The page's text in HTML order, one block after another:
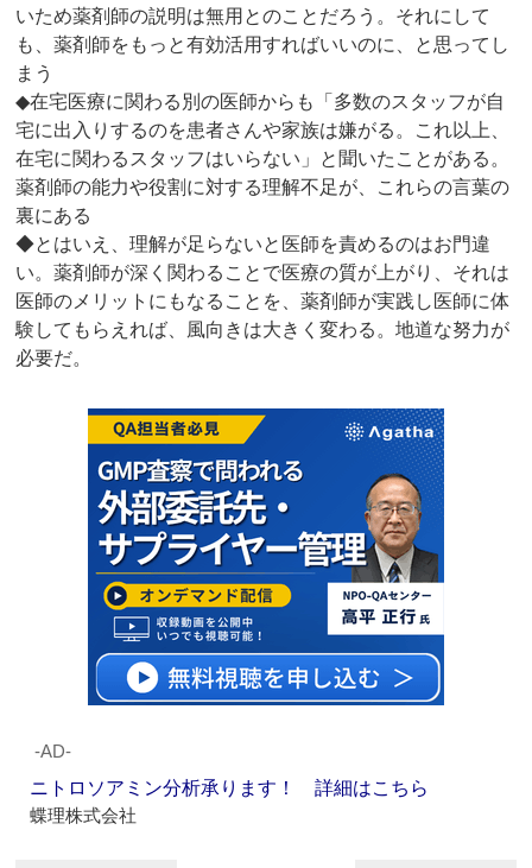
いため薬剤師の説明は無用とのことだろう。それにして
も、薬剤師をもっと有効活用すればいいのに、と思ってし
まう
◆在宅医療に関わる別の医師からも「多数のスタッフが自
宅に出入りするのを患者さんや家族は嫌がる。これ以上、
在宅に関わるスタッフはいらない」と聞いたことがある。
薬剤師の能力や役割に対する理解不足が、これらの言葉の
裏にある
◆とはいえ、理解が足らないと医師を責めるのはお門違
い。薬剤師が深く関わることで医療の質が上がり、それは
医師のメリットにもなることを、薬剤師が実践し医師に体
験してもらえれば、風向きは大きく変わる。地道な努力が
必要だ。
‐AD‐
ニトロソアミン分析承ります！ 詳細はこちら
蝶理株式会社